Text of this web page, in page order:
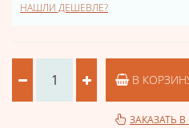
НАШЛИ ДЕШЕВЛЕ?
В
ЗАКАЗАТЬ